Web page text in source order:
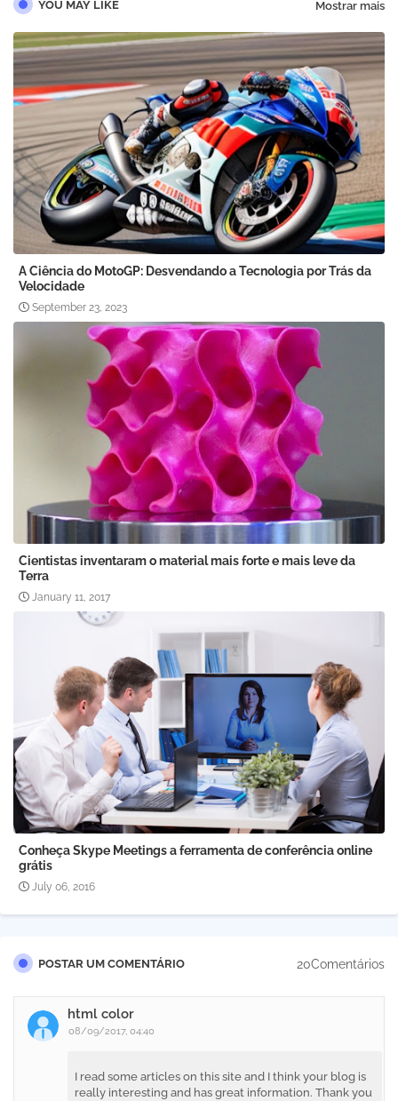
YOU MAY LIKE Mostrar mais
A Ciência do MotoGP: Desvendando a Tecnologia por Trás da
Velocidade
September 23, 2023
Cientistas inventaram o material mais forte e mais leve da
Terra
January 11, 2017
Conheça Skype Meetings a ferramenta de conferência online
grátis
July 06, 2016
POSTAR UM COMENTÁRIO 20Comentários
html color
08/09/2017, 04:40
I read some articles on this site and I think your blog is
really interesting and has great information. Thank you